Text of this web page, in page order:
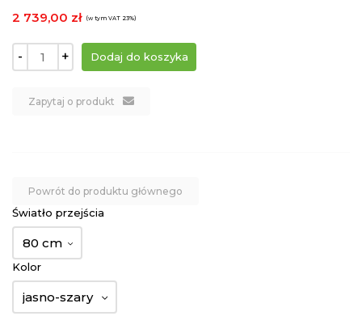
2 739,00 zł (w tym VAT 23%)
- +
Zapytaj o produkt
Powrót do produktu głównego
Światło przejścia
80 cm
Kolor
jasno-szary